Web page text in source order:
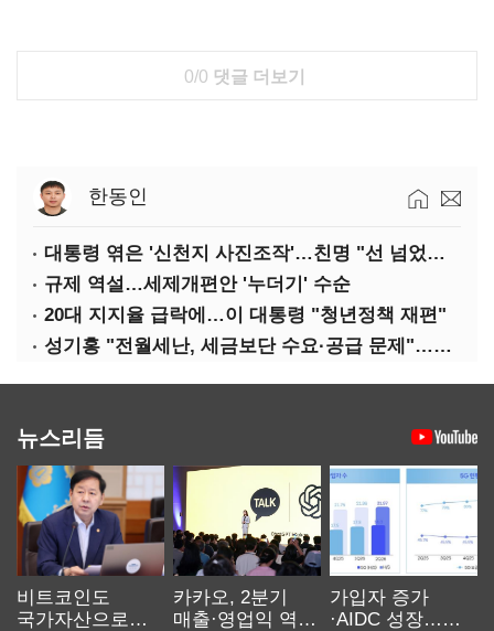
0/0 댓글 더보기
한동인
대통령 엮은 '신천지 사진조작'…친명 "선 넘었다" 격앙
규제 역설…세제개편안 '누더기' 수순
20대 지지율 급락에…이 대통령 "청년정책 재편"
성기홍 "전월세난, 세금보단 수요·공급 문제"…닥공 시사
뉴스리듬
비트코인도
국가자산으로…'
카카오, 2분기
매출·영업익 역대
가입자 증가
·AIDC 성장…